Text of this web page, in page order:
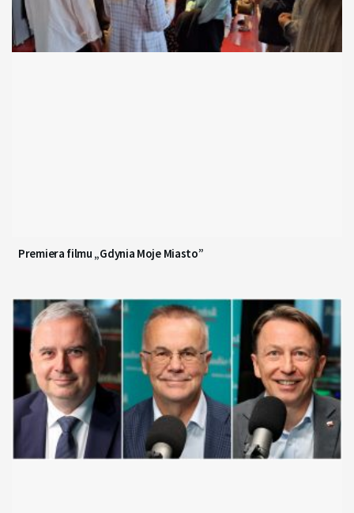
Premiera filmu „Gdynia Moje Miasto”